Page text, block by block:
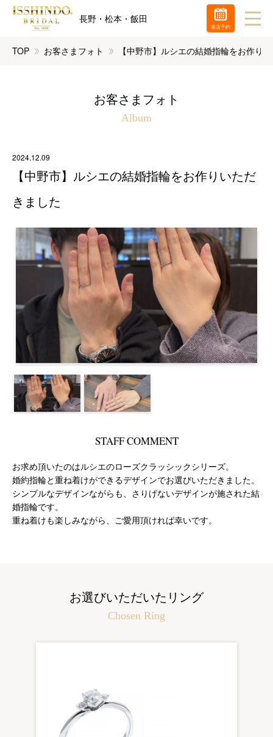
長野・松本・飯田
TOP お客さまフォト 【中野市】ルシエの結婚指輪をお作り
お客さまフォト
Album
2024.12.09
【中野市】ルシエの結婚指輪をお作りいただ
きました
STAFF COMMENT
お求め頂いたのはルシエのローズクラッシックシリーズ。
婚約指輪と重ね着けができるデザインでお選びいただきました。
シンプルなデザインながらも、さりげないデザインが施された結
婚指輪です。
重ね着けも楽しみながら、ご愛用頂ければ幸いです。
お選びいただいたリング
Chosen Ring
来店予約